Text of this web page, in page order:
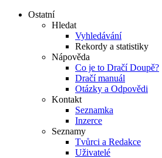
Ostatní
Hledat
Vyhledávání
Rekordy a statistiky
Nápověda
Co je to Dračí Doupě?
Dračí manuál
Otázky a Odpovědi
Kontakt
Seznamka
Inzerce
Seznamy
Tvůrci a Redakce
Uživatelé